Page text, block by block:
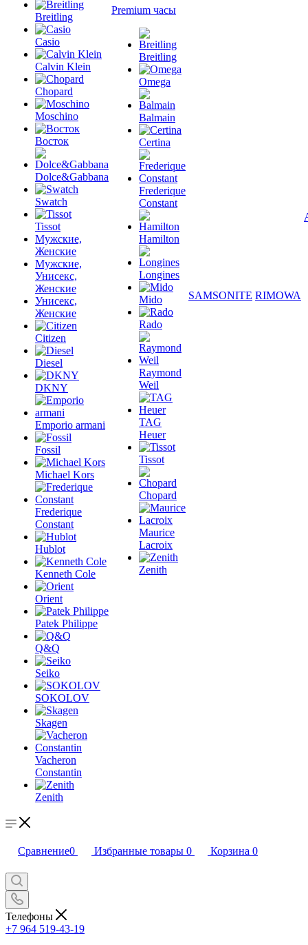
Breitling
Casio
Calvin Klein
Chopard
Moschino
Восток
Dolce&Gabbana
Swatch
Tissot
Мужские,
Женские
Мужские,
Унисекс,
Женские
Унисекс,
Женские
Citizen
Diesel
DKNY
Emporio armani
Fossil
Michael Kors
Frederique
Constant
Hublot
Kenneth Cole
Orient
Patek Philippe
Q&Q
Seiko
SOKOLOV
Skagen
Vacheron
Constantin
Zenith
Premium часы
Breitling
Omega
Balmain
Certina
Frederique
Constant
Hamilton
Longines
Mido
Rado
Raymond
Weil
TAG
Heuer
Tissot
Chopard
Maurice
Lacroix
Zenith
SAMSONITE RIMOWA
Сравнение0 Избранные товары 0 Корзина 0
Телефоны
+7 964 519-43-19